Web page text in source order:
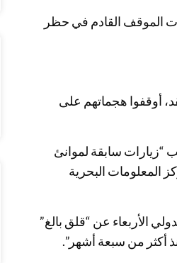
الموقف القادم في حظر
أوقفوا هجماتهم على
“زيارات سابقة لموانئ
المعلومات البحرية
الأربعاء عن “قلق بالغ”
أكثر من سبعة أشهر”.